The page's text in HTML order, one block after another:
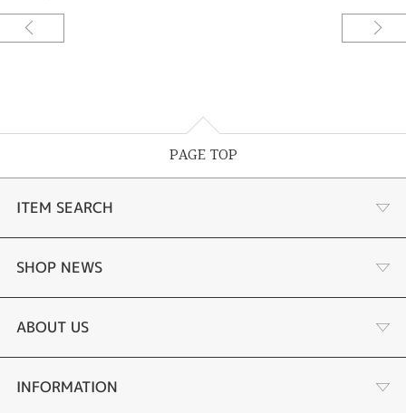
PAGE TOP
ITEM SEARCH
婚約指輪
結婚指輪
セットリング
SHOP NEWS
選ばれる理由まとめ
お客様の声
ABOUT US
会社概要
INFORMATION